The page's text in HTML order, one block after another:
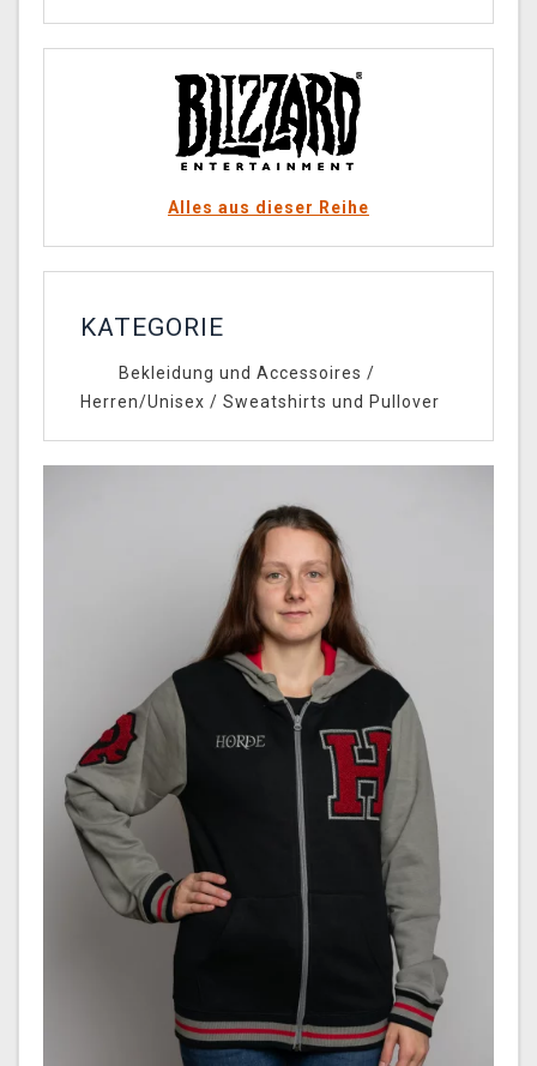
Alles aus dieser Reihe
KATEGORIE
Bekleidung und Accessoires /
Herren/Unisex / Sweatshirts und Pullover